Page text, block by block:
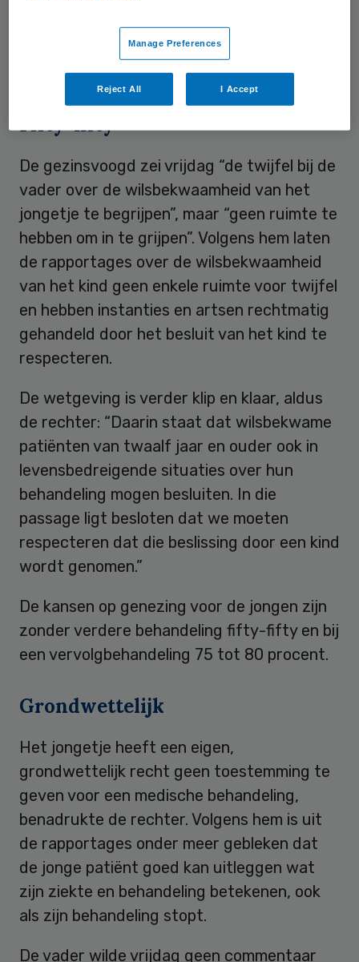
de gezinsvoogd niet tegen die beslissing in
het geweer kwam, stapte de vader eind
vorige maand naar de rechter.
Fifty-fifty
De gezinsvoogd zei vrijdag “de twijfel bij de
vader over de wilsbekwaamheid van het
jongetje te begrijpen”, maar “geen ruimte te
hebben om in te grijpen”. Volgens hem laten
de rapportages over de wilsbekwaamheid
van het kind geen enkele ruimte voor twijfel
en hebben instanties en artsen rechtmatig
gehandeld door het besluit van het kind te
respecteren.
De wetgeving is verder klip en klaar, aldus
de rechter: “Daarin staat dat wilsbekwame
patiënten van twaalf jaar en ouder ook in
levensbedreigende situaties over hun
behandeling mogen besluiten. In die
passage ligt besloten dat we moeten
respecteren dat die beslissing door een kind
wordt genomen.”
De kansen op genezing voor de jongen zijn
zonder verdere behandeling fifty-fifty en bij
een vervolgbehandeling 75 tot 80 procent.
Grondwettelijk
Het jongetje heeft een eigen,
grondwettelijk recht geen toestemming te
geven voor een medische behandeling,
benadrukte de rechter. Volgens hem is uit
de rapportages onder meer gebleken dat
de jonge patiënt goed kan uitleggen wat
zijn ziekte en behandeling betekenen, ook
als zijn behandeling stopt.
De vader wilde vrijdag geen commentaar
Manage Preferences
Reject All I Accept